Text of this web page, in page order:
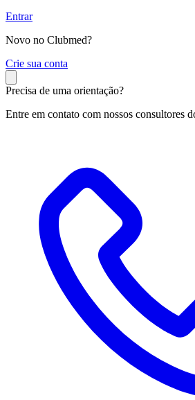
Entrar
Novo no Clubmed?
Crie sua conta
Precisa de uma orientação?
Entre em contato com nossos consultores